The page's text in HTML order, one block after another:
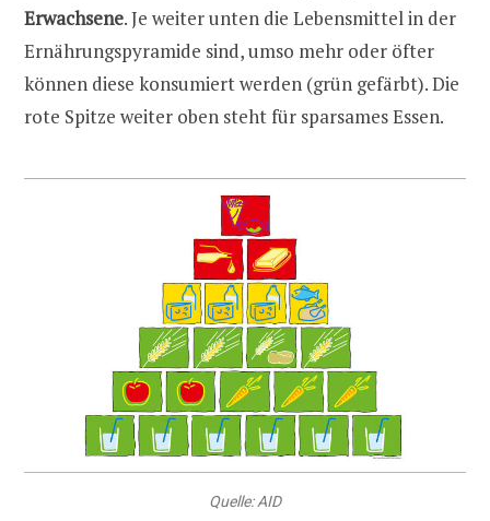
Erwachsene. Je weiter unten die Lebensmittel in der
Ernährungspyramide sind, umso mehr oder öfter
können diese konsumiert werden (grün gefärbt). Die
rote Spitze weiter oben steht für sparsames Essen.
Quelle: AID